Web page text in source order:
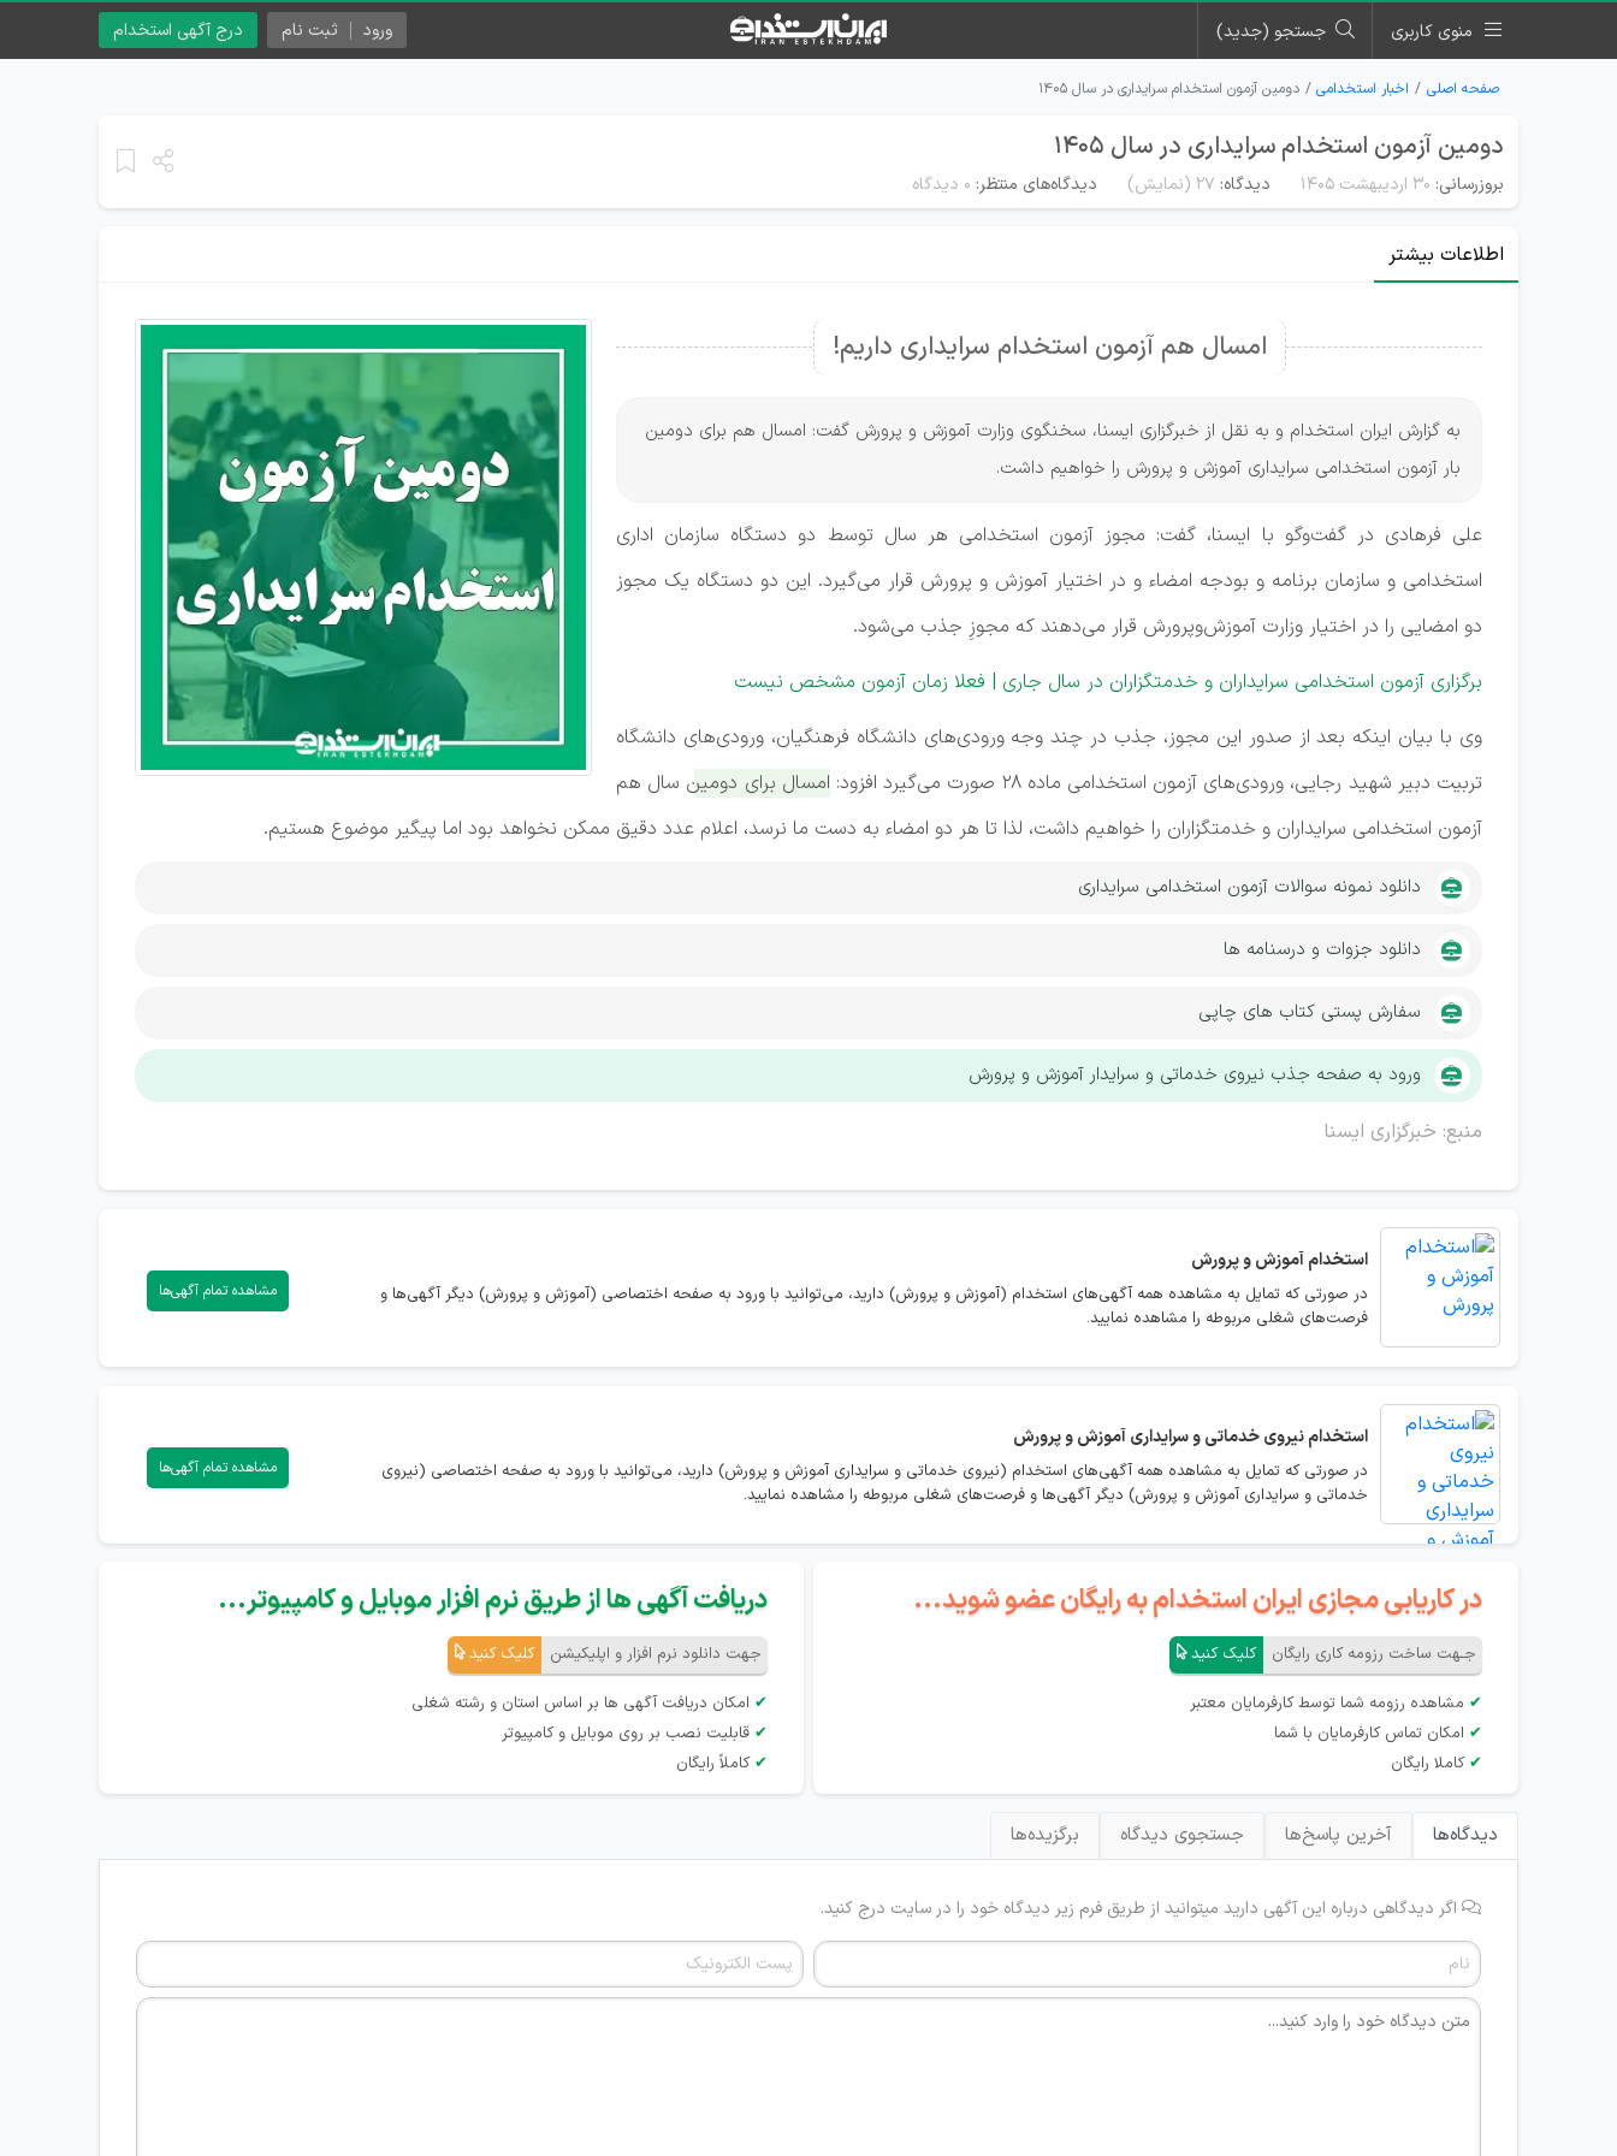
منوی کاربری جستجو (جدید) درج آگهی استخدام ورود ثبت نام
صفحه اصلی اخبار استخدامی دومین آزمون استخدام سرایداری در سال ۱۴۰۵
دومین آزمون استخدام سرایداری در سال ۱۴۰۵
بروزرسانی: ۳۰ اردیبهشت ۱۴۰۵ دیدگاه: 27 (نمایش) دیدگاه‌های منتظر: ۰ دیدگاه
اطلاعات بیشتر
امسال هم آزمون استخدام سرایداری داریم!
به گزارش ایران استخدام و به نقل از خبرگزاری ایسنا، سخنگوی وزارت آموزش و پرورش گفت: امسال هم برای دومین
بار آزمون استخدامی سرایداری آموزش و پرورش را خواهیم داشت.
علی فرهادی در گفت‌وگو با ایسنا، گفت: مجوز آزمون استخدامی هر سال توسط دو دستگاه سازمان اداری
استخدامی و سازمان برنامه و بودجه امضاء و در اختیار آموزش و پرورش قرار می‌گیرد. این دو دستگاه یک مجوز
دو امضایی را در اختیار وزارت آموزش‌وپرورش قرار می‌دهند که مجوزِ جذب می‌شود.
برگزاری آزمون استخدامی سرایداران و خدمتگزاران در سال جاری | فعلا زمان آزمون مشخص نیست
وی با بیان اینکه بعد از صدور این مجوز، جذب در چند وجه ورودی‌های دانشگاه فرهنگیان، ورودی‌های دانشگاه
تربیت دبیر شهید رجایی، ورودی‌های آزمون استخدامی ماده ۲۸ صورت می‌گیرد افزود:
امسال برای دومین سال هم
آزمون استخدامی سرایداران و خدمتگزاران را خواهیم داشت، لذا تا هر دو امضاء به دست ما نرسد، اعلام عدد دقیق ممکن نخواهد بود اما پیگیر موضوع هستیم.
دانلود نمونه سوالات آزمون استخدامی سرایداری
دانلود جزوات و درسنامه ها
سفارش پستی کتاب های چاپی
ورود به صفحه جذب نیروی خدماتی و سرایدار آموزش و پرورش
منبع: خبرگزاری ایسنا
استخدامآموزش و پرورش
در صورتی که تمایل به مشاهده همه آگهی‌های استخدام (آموزش و پرورش) دارید، می‌توانید با ورود به صفحه اختصاصی (آموزش و پرورش) دیگر آگهی‌ها و
فرصت‌های شغلی مربوطه را مشاهده نمایید.
مشاهده تمام آگهی‌ها
استخدامنیروی خدماتی و سرایداری آموزش و پرورش
در صورتی که تمایل به مشاهده همه آگهی‌های استخدام (نیروی خدماتی و سرایداری آموزش و پرورش) دارید، می‌توانید با ورود به صفحه اختصاصی (نیروی
خدماتی و سرایداری آموزش و پرورش) دیگر آگهی‌ها و فرصت‌های شغلی مربوطه را مشاهده نمایید.
مشاهده تمام آگهی‌ها
در کاریابی مجازی ایران استخدام به رایگان عضو شوید...
جـهت ساخت رزومه کاری رایگان کلیک کنید
✔ مشاهده رزومه شما توسط کارفرمایان معتبر
✔ امکان تماس کارفرمایان با شما
✔ کاملا رایگان
دریافت آگهی ها از طریق نرم افزار موبایل و کامپیوتر...
جهت دانلود نرم افزار و اپلیکیشن کلیک کنید
✔ امکان دریافت آگهی ها بر اساس استان و رشته شغلی
✔ قابلیت نصب بر روی موبایل و کامپیوتر
✔ کاملاً رایگان
دیدگاه‌ها آخرین پاسخ‌ها جستجوی دیدگاه برگزیده‌ها
اگر دیدگاهی درباره این آگهی دارید میتوانید از طریق فرم زیر دیدگاه خود را در سایت درج کنید.